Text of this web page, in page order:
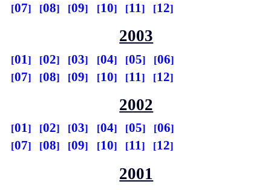
07
08 09 10 11 12
2003
01 02 03 04 05
06
07
08 09 10 11 12
2002
01 02 03 04 05
06
07
08 09 10 11 12
2001